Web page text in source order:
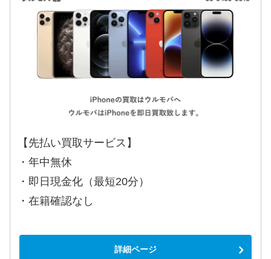
【先払い買取サービス】
・年中無休
・即日現金化（最短20分）
・在籍確認なし
詳細ページ